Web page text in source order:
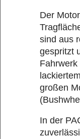
Der
sind aus
gespritzt
großen
In der